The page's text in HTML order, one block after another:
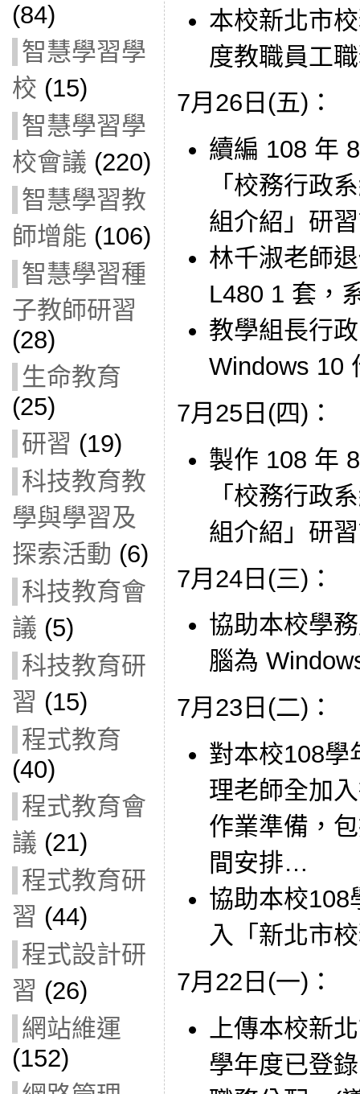
(84)
智慧學習學
校 (15)
智慧學習學
校會議 (220)
智慧學習教
師增能 (106)
智慧學習種
子教師研習
(28)
生命教育
(25)
研習 (19)
科技教育教
學與學習及
探索活動 (6)
科技教育會
議 (5)
科技教育研
習 (15)
程式教育
(40)
程式教育會
議 (21)
程式教育研
習 (44)
程式設計研
習 (26)
網站維運
(152)
本校新北市
度教職員工
7月26日(五)：
續編 108 年
「校務行政
組介紹」研
林千淑老師
L480 1 套，
教學組長行
Windows 10
7月25日(四)：
製作 108 年
「校務行政
組介紹」研
7月24日(三)：
協助本校學
腦為
7月23日(二)：
對本校108學
理老師全加
作業準備，
間安排…
協助本校108
入「新北市
7月22日(一)：
上傳本校新
學年度已登